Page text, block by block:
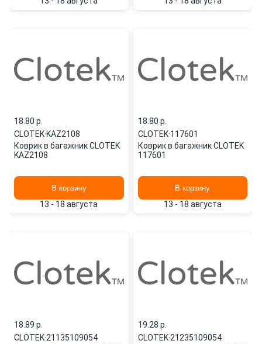
18.80 p.
CLOTEK·KAZ2108
Коврик в багажник CLOTEK
KAZ2108
В корзину
13 - 18 августа
18.80 p.
CLOTEK·117601
Коврик в багажник CLOTEK
117601
В корзину
13 - 18 августа
18.89 p.
CLOTEK·21135109054
19.28 p.
CLOTEK·21235109054